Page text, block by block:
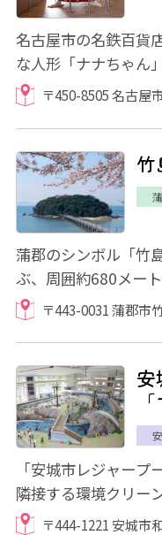
名古屋市の名鉄百貨
な人形「ナナちゃん
ています。身長はな
〒450-8505 名古屋
竹
蒲郡のシンボル「竹
ぶ、周囲約680メー
ルのかわいらしい小
〒443-0031 蒲郡市
安
「安城市レジャープ
隣接する環境クリー
利用したレジャー型
〒444-1221 安城市